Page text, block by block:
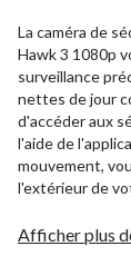
La caméra de
Hawk 3 1080p
surveillance
nettes de jour
d'accéder aux
l'aide de
mouvement,
l'extérieur de
sécurité.
Afficher plus